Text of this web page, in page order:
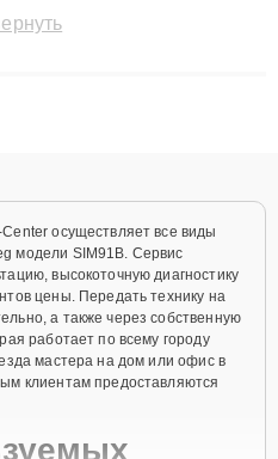
Наши мастера решают
осуществляет все виды
модели SIM91B. Сервис
высокоточную диагностику
цены. Передать технику на
а также через собственную
работает по всему городу
мастера на дом или офис в
клиентам предоставляются